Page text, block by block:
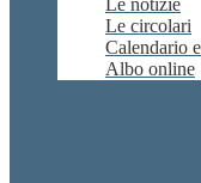
Le notizie
Le circolari
Calendario
Albo online